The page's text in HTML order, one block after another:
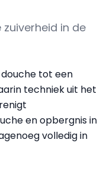
in de
tot een
techniek uit het
en opbergnis in
volledig in